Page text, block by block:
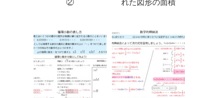
②
れた図形の面積